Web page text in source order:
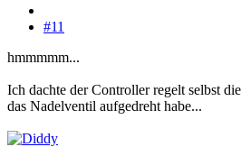
#11
hmmmmm...
Ich dachte der Controller regelt selbst
das Nadelventil aufgedreht habe...